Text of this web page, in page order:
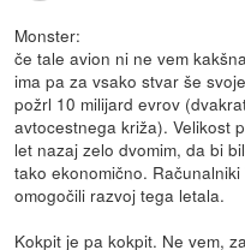
Monster:
če tale avion ni ne vem
ima pa za vsako stvar še
požrl 10 milijard evrov
avtocestnega križa). Velikost
let nazaj zelo dvomim, da bi
tako ekonomično.
omogočili razvoj tega letala.
Kokpit je pa kokpit. Ne vem,